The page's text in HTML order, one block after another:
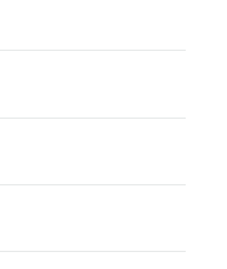
介護診断を終了
介護診断を終了
介護診断を終了
介護診断を終了
介護診断を終了
介護診断を終了
介護診断を終了